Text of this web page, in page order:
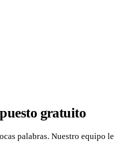
gratuito
palabras. Nuestro equipo le